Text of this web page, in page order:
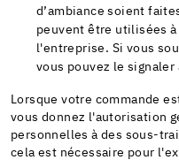
d’ambiance soient
peuvent être utilisées
l'entreprise. Si vous
vous pouvez le signaler
Lorsque votre commande
vous donnez l'autorisation
personnelles à des sous-
cela est nécessaire pour